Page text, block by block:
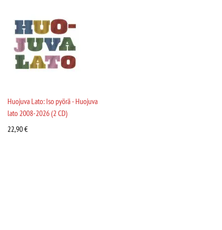
Huojuva Lato: Iso pyörä - Huojuva
lato 2008-2026 (2 CD)
22,90€